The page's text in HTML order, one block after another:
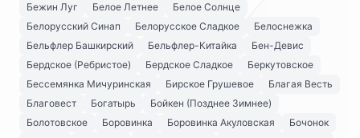
Бежин Луг
Белое Летнее
Белое Солнце
Белорусский Синап
Белорусское Сладкое
Белоснежка
Бельфлер Башкирский
Бельфлер-Китайка
Бен-Девис
Бердское (Ребристое)
Бердское Сладкое
Беркутовское
Бессемянка Мичуринская
Бирское Грушевое
Благая Весть
Благовест
Богатырь
Бойкен (Позднее Зимнее)
Болотовское
Боровинка Боровинка Акуловская
Бочонок